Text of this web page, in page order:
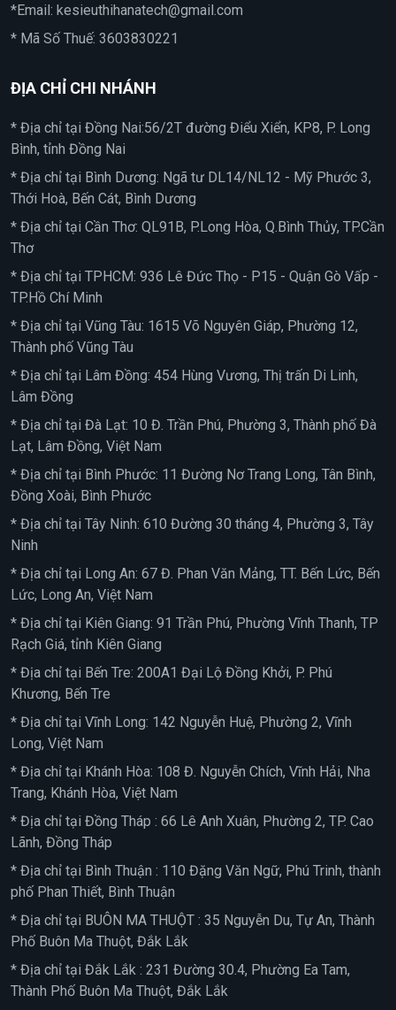
*Email: kesieuthihanatech@gmail.com
* Mã Số Thuế: 3603830221
ĐỊA CHỈ CHI NHÁNH
* Địa chỉ tại Đồng Nai:56/2T đường Điểu Xiển, KP8, P. Long
Bình, tỉnh Đồng Nai
* Địa chỉ tại Bình Dương: Ngã tư DL14/NL12 - Mỹ Phước 3,
Thới Hoà, Bến Cát, Bình Dương
* Địa chỉ tại Cần Thơ: QL91B, P.Long Hòa, Q.Bình Thủy, TP.Cần
Thơ
* Địa chỉ tại TPHCM: 936 Lê Đức Thọ - P15 - Quận Gò Vấp -
TP.Hồ Chí Minh
* Địa chỉ tại Vũng Tàu: 1615 Võ Nguyên Giáp, Phường 12,
Thành phố Vũng Tàu
* Địa chỉ tại Lâm Đồng: 454 Hùng Vương, Thị trấn Di Linh,
Lâm Đồng
* Địa chỉ tại Đà Lạt: 10 Đ. Trần Phú, Phường 3, Thành phố Đà
Lạt, Lâm Đồng, Việt Nam
* Địa chỉ tại Bình Phước: 11 Đường Nơ Trang Long, Tân Bình,
Đồng Xoài, Bình Phước
* Địa chỉ tại Tây Ninh: 610 Đường 30 tháng 4, Phường 3, Tây
Ninh
* Địa chỉ tại Long An: 67 Đ. Phan Văn Mảng, TT. Bến Lức, Bến
Lức, Long An, Việt Nam
* Địa chỉ tại Kiên Giang: 91 Trần Phú, Phường Vĩnh Thanh, TP
Rạch Giá, tỉnh Kiên Giang
* Địa chỉ tại Bến Tre: 200A1 Đại Lộ Đồng Khởi, P. Phú
Khương, Bến Tre
* Địa chỉ tại Vĩnh Long: 142 Nguyễn Huệ, Phường 2, Vĩnh
Long, Việt Nam
* Địa chỉ tại Khánh Hòa: 108 Đ. Nguyễn Chích, Vĩnh Hải, Nha
Trang, Khánh Hòa, Việt Nam
* Địa chỉ tại Đồng Tháp : 66 Lê Anh Xuân, Phường 2, TP. Cao
Lãnh, Đồng Tháp
* Địa chỉ tại Bình Thuận : 110 Đặng Văn Ngữ, Phú Trinh, thành
phố Phan Thiết, Bình Thuận
* Địa chỉ tại BUÔN MA THUỘT : 35 Nguyễn Du, Tự An, Thành
Phố Buôn Ma Thuột, Đắk Lắk
* Địa chỉ tại Đắk Lắk : 231 Đường 30.4, Phường Ea Tam,
Thành Phố Buôn Ma Thuột, Đắk Lắk